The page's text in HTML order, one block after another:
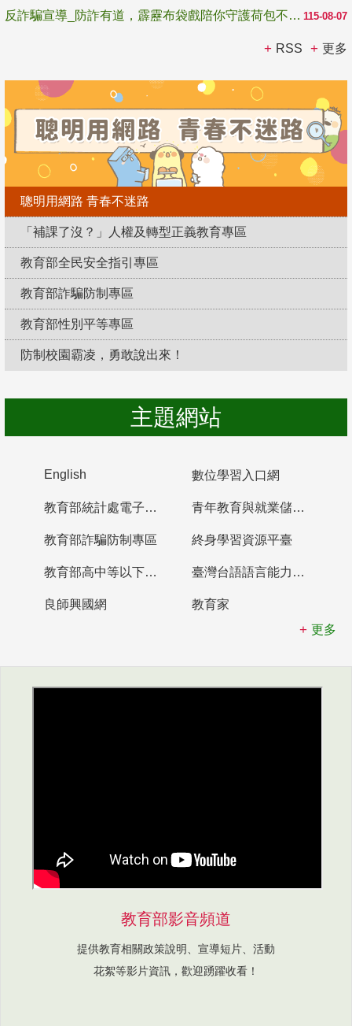
115-08-07
反詐騙宣導_防詐有道，霹靂布袋戲陪你守護荷包不受騙
RSS 更多
聰明用網路 青春不迷路
「補課了沒？」人權及轉型正義教育專區
教育部全民安全指引專區
教育部詐騙防制專區
教育部性別平等專區
防制校園霸凌，勇敢說出來！
主題網站
English 數位學習入口網
教育部統計處電子書櫃 青年教育與就業儲蓄帳戶
教育部詐騙防制專區 終身學習資源平臺
教育部高中等以下學校及幼兒園教師資格檢定考試 臺灣台語語言能力認證網站
良師興國網
教育家
更多
教育部影音頻道
提供教育相關政策說明、宣導短片、活動
花絮等影片資訊，歡迎踴躍收看！